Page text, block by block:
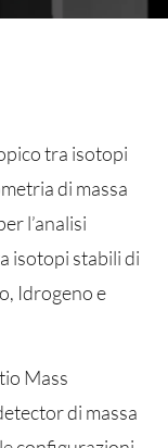
tra isotopi
di massa
l’analisi
isotopi stabili di
Idrogeno e
Mass
di massa